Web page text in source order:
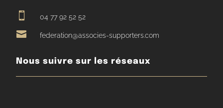
 04 77 92 52 52
 federation@associes-supporters.com
Nous suivre sur les réseaux